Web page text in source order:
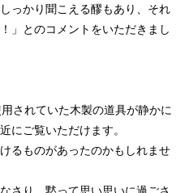
っかり聞こえる醪もあり、それ
」とのコメントをいただきまし
されていた木製の道具が静かに
にご覧いただけます。
るものがあったのかもしれませ